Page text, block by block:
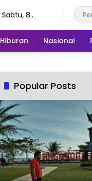
Sabtu, 8
Hiburan Nasional
Popular Posts